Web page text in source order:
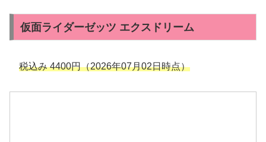
仮面ライダーゼッツ エクスドリーム
税込み4400円（2026年07月02日時点）